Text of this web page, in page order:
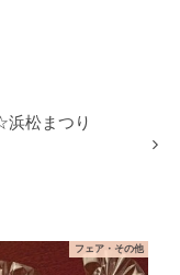
浜松まつり
フェア・その他